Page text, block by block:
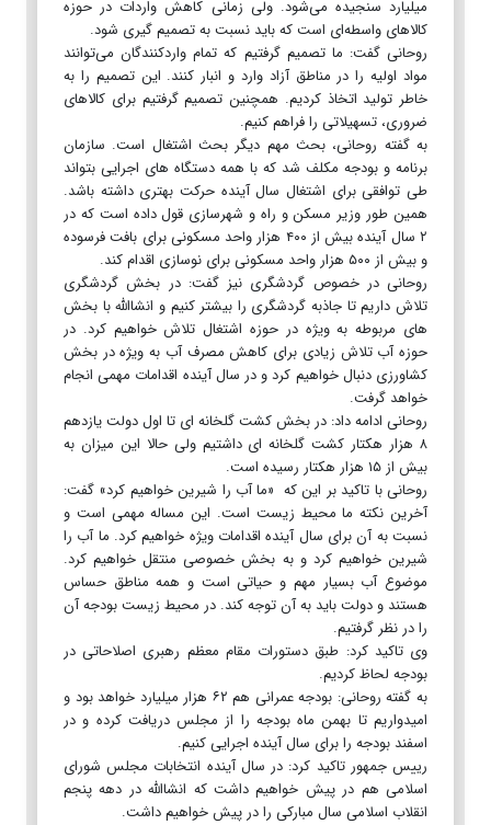
میلیارد سنجیده می‌شود. ولی زمانی کاهش واردات در حوزه
کالاهای واسطه‌ای است که باید نسبت به تصمیم گیری شود.
روحانی گفت: ما تصمیم گرفتیم که تمام واردکنندگان می‌توانند
مواد اولیه را در مناطق آزاد وارد و انبار کنند. این تصمیم را به
خاطر تولید اتخاذ کردیم. همچنین تصمیم گرفتیم برای کالاهای
ضروری، تسهیلاتی را فراهم کنیم.
به گفته روحانی، بحث مهم دیگر بحث اشتغال است. سازمان
برنامه و بودجه مکلف شد که با همه دستگاه های اجرایی بتواند
طی توافقی برای اشتغال سال آینده حرکت بهتری داشته باشد.
همین طور وزیر مسکن و راه و شهرسازی قول داده است که در
۲ سال آینده بیش از ۴۰۰ هزار واحد مسکونی برای بافت فرسوده
و بیش از ۵۰۰ هزار واحد مسکونی برای نوسازی اقدام کند.
روحانی در خصوص گردشگری نیز گفت: در بخش گردشگری
تلاش داریم تا جاذبه گردشگری را بیشتر کنیم و انشاالله با بخش
های مربوطه به ویژه در حوزه اشتغال تلاش خواهیم کرد. در
حوزه آب تلاش زیادی برای کاهش مصرف آب به ویژه در بخش
کشاورزی دنبال خواهیم کرد و در سال آینده اقدامات مهمی انجام
خواهد گرفت.
روحانی ادامه داد: در بخش کشت گلخانه ای تا اول دولت یازدهم
۸ هزار هکتار کشت گلخانه ای داشتیم ولی حالا این میزان به
بیش از ۱۵ هزار هکتار رسیده است.
روحانی با تاکید بر این که «ما آب را شیرین خواهیم کرد» گفت:
آخرین نکته ما محیط زیست است. این مساله مهمی است و
نسبت به آن برای سال آینده اقدامات ویژه خواهیم کرد. ما آب را
شیرین خواهیم کرد و به بخش خصوصی منتقل خواهیم کرد.
موضوع آب بسیار مهم و حیاتی است و همه مناطق حساس
هستند و دولت باید به آن توجه کند. در محیط زیست بودجه آن
را در نظر گرفتیم.
وی تاکید کرد: طبق دستورات مقام معظم رهبری اصلاحاتی در
بودجه لحاظ کردیم.
به گفته روحانی: بودجه عمرانی هم ۶۲ هزار میلیارد خواهد بود و
امیدواریم تا بهمن ماه بودجه را از مجلس دریافت کرده و در
اسفند بودجه را برای سال آینده اجرایی کنیم.
رییس جمهور تاکید کرد: در سال آینده انتخابات مجلس شورای
اسلامی هم در پیش خواهیم داشت که انشاالله در دهه پنجم
انقلاب اسلامی سال مبارکی را در پیش خواهیم داشت.